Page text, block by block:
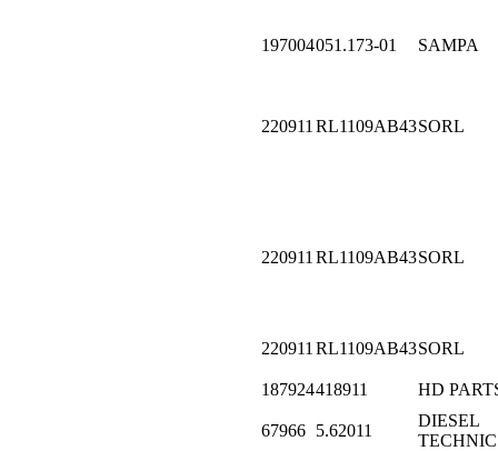
197004051.173-01 SAMPA
220911 RL1109AB43SORL
220911 RL1109AB43SORL
220911 RL1109AB43SORL
187924418911 HD
67966 5.62011
DIESEL
TECHNIC